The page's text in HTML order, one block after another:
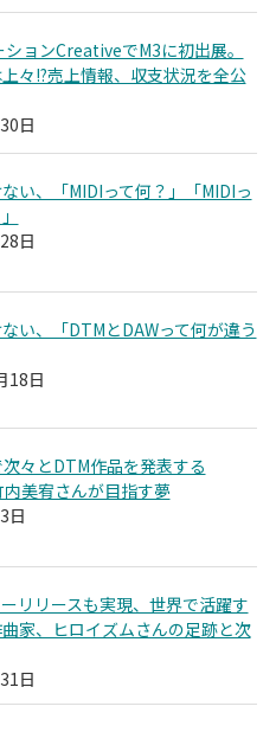
ョンCreativeでM3に初出展。
々!?売上情報、収支状況を全公
日
い、「MIDIって何？」「MIDIっ
日
い、「DTMとDAWって何が違う
18日
々とDTM作品を発表する
美宥さんが目指す夢
日
リリースも実現、世界で活躍す
家、ヒロイズムさんの足跡と次
日